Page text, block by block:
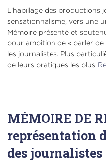
L’habillage des productions
sensationnalisme, vers une
Mémoire présenté et
pour ambition de « parler
les journalistes. Plus
de leurs pratiques les plus
MÉMOIRE DE
représentation
des